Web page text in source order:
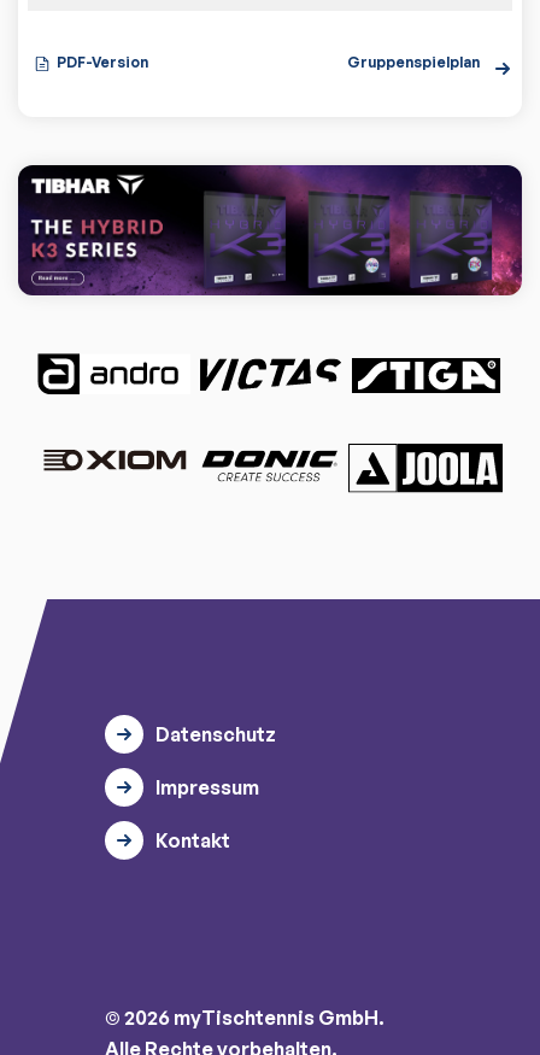
PDF-Version Gruppenspielplan
Datenschutz
Impressum
Kontakt
© 2026 myTischtennis GmbH.
Alle Rechte vorbehalten.